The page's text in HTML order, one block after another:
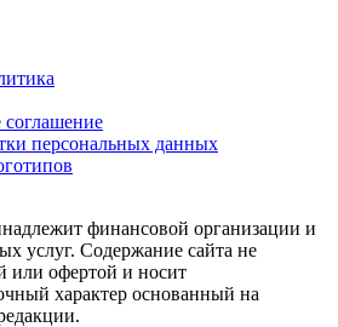
соглашение
персональных данных
финансовой организации и
услуг. Содержание сайта не
или офертой и носит
характер основанный на